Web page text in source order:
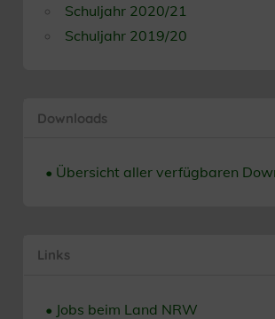
Schuljahr 2020/21
Schuljahr 2019/20
Downloads
• Übersicht aller verfügbaren
Links
• Jobs beim Land NRW